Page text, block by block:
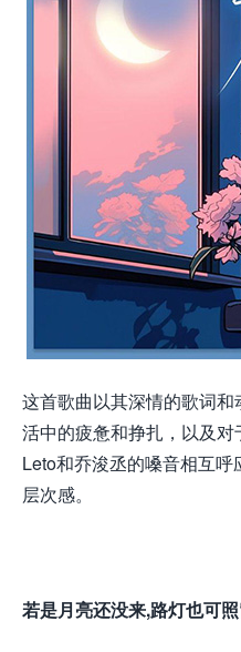
这首歌曲以其深情的歌词
活中的疲惫和挣扎，以及
Leto和乔浚丞的嗓音相互
层次感。
若是月亮还没来,路灯也可